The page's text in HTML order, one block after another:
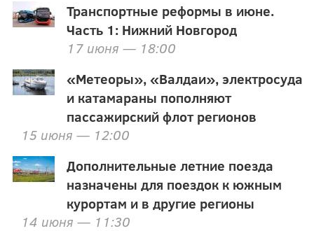
Транспортные реформы в июне.
Часть 1: Нижний Новгород
17 июня — 18:00
«Метеоры», «Валдаи», электросуда
и катамараны пополняют
пассажирский флот регионов
15 июня — 12:00
Дополнительные летние поезда
назначены для поездок к южным
курортам и в другие регионы
14 июня — 11:30